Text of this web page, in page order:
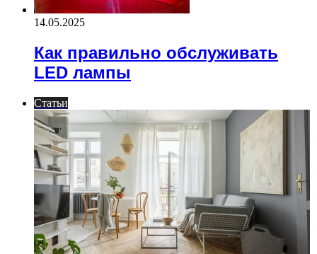
14.05.2025
Как правильно обслуживать
LED лампы
Статьи